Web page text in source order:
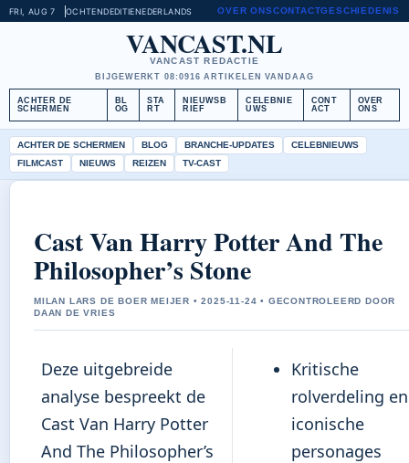
FRI, AUG 7 OCHTENDEDITIENEDERLANDS OVER ONSCONTACTGESCHIEDENIS
VANCAST.NL
VANCAST REDACTIE
BIJGEWERKT 08:0916 ARTIKELEN VANDAAG
ACHTER DE
SCHERMEN
BL
OG
STA
RT
NIEUWSB
RIEF
CELEBNIE
UWS
CONT
ACT
OVER
ONS
ACHTER DE SCHERMEN BLOG BRANCHE-UPDATES
CELEBNIEUWS
FILMCAST
NIEUWS REIZEN TV-CAST
Cast Van Harry Potter And The
Philosopher’s Stone
MILAN LARS DE BOER MEIJER • 2025-11-24 • GECONTROLEERD DOOR
DAAN DE VRIES
Deze uitgebreide
analyse bespreekt de
Cast Van Harry Potter
And The Philosopher’s
Kritische
rolverdeling en
iconische
personages